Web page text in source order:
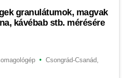
granulátumok, magvak
kávébab stb. mérésére
• Csongrád-Csanád,